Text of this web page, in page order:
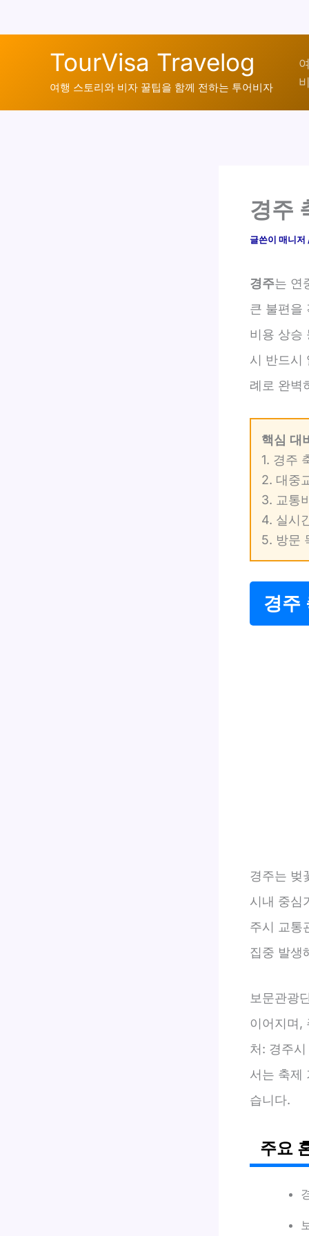
TourVisa Travelog
여행 스토리와 비자 꿀팁을 함께 전하는 투어비자
경주
글쓴이 매니저
경주는 연
큰 불편을
비용 상승
시 반드시
례로 완벽
핵심 대
1. 경주
2. 대중
3. 교통
4. 실시
5. 방문
경주
경주는 벚
시내 중심
주시 교통
집중 발생
보문관광
이어지며,
처: 경주
서는 축제
습니다.
주요